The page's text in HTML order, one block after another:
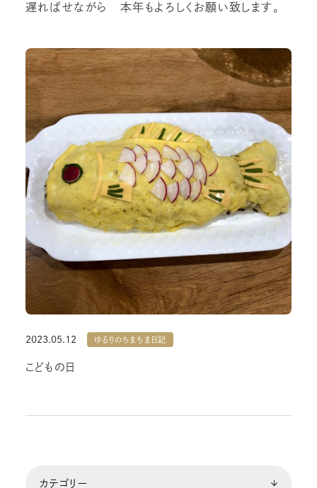
遅ればせながら 本年もよろしくお願い致します。
2023.05.12 ゆるりのちまちま日記
こどもの日